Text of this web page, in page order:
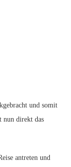
und somit
nun direkt das
antreten und